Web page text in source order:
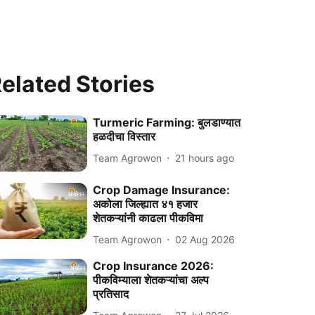
Stories
Turmeric Farming: बुलडाण्यात
हळदीचा विस्तार
Team Agrowon 21 hours ago
Crop Damage Insurance:
अकोला जिल्ह्यात ४१ हजार
शेतकऱ्यांनी काढला पीकविमा
Team Agrowon 02 Aug 2026
Crop Insurance 2026:
पीकविम्याला शेतकऱ्यांचा अल्प
प्रतिसाद